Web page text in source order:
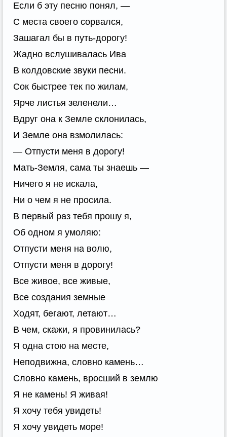
Если б эту песню понял, —
С места своего сорвался,
Зашагал бы в путь-дорогу!
Жадно вслушивалась Ива
В колдовские звуки песни.
Сок быстрее тек по жилам,
Ярче листья зеленели…
Вдруг она к Земле склонилась,
И Земле она взмолилась:
— Отпусти меня в дорогу!
Мать-Земля, сама ты знаешь —
Ничего я не искала,
Ни о чем я не просила.
В первый раз тебя прошу я,
Об одном я умоляю:
Отпусти меня на волю,
Отпусти меня в дорогу!
Все живое, все живые,
Все создания земные
Ходят, бегают, летают…
В чем, скажи, я провинилась?
Я одна стою на месте,
Неподвижна, словно камень…
Словно камень, вросший в землю
Я не камень! Я живая!
Я хочу тебя увидеть!
Я хочу увидеть море!